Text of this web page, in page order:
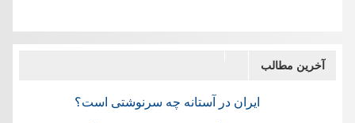
آخرین مطالب
ایران در آستانه چه سرنوشتی است؟